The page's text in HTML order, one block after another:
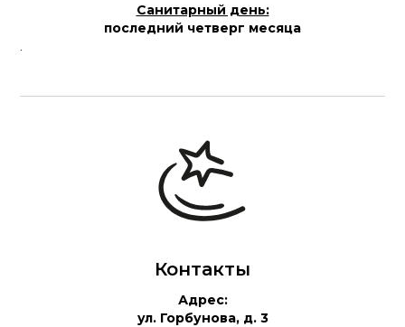
Санитарный день:
последний четверг месяца
.
Контакты
Адрес:
ул. Горбунова, д. 3